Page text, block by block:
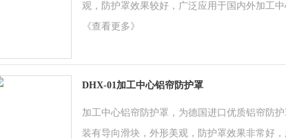
观，防护罩效果较好，广泛应用于国内外加工
《查看更多》
DHX-01加工中心铝帘防护罩
加工中心铝帘防护罩，为德国进口优质铝帘防
装有导向滑块，外形美观，防护罩效果非常好